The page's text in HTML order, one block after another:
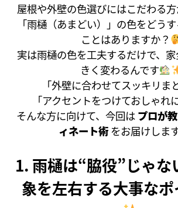
屋根や外壁の色選びにはこだわる方
「雨樋（あまどい）」の色をどう
ことはありますか？
実は雨樋の色を工夫するだけで、
きく変わるんです
「外壁に合わせてスッキリま
「アクセントをつけておしゃれ
そんな方に向けて、今回は プロが
ィネート術 をお届けしま
1. 雨樋は“脇役”じゃな
象を左右する大事なポ